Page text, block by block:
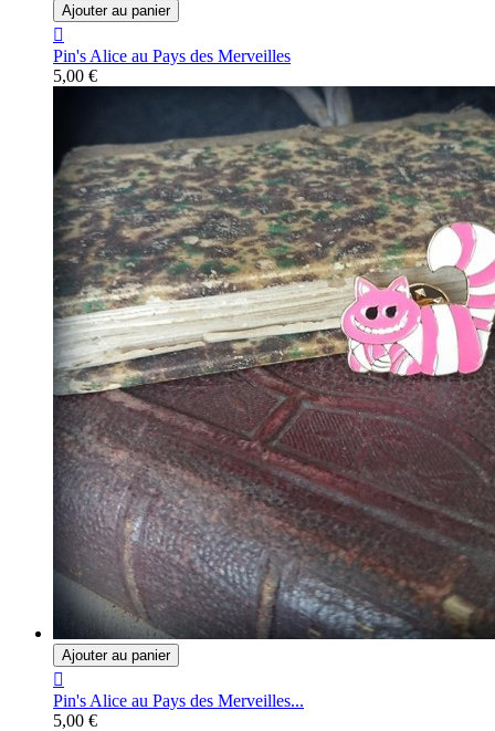
Ajouter au panier

Pin's Alice au Pays des Merveilles
5,00 €
Ajouter au panier

Pin's Alice au Pays des Merveilles...
5,00 €